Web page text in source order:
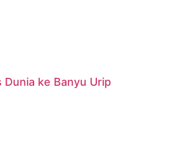
Dunia ke Banyu Urip